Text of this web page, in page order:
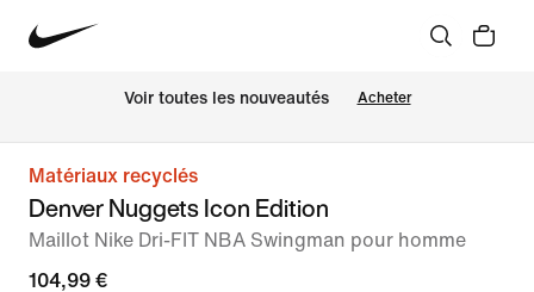
Voir toutes les nouveautés Acheter
Matériaux recyclés
Denver Nuggets Icon Edition
Maillot Nike Dri-FIT NBA Swingman pour homme
104,99 €